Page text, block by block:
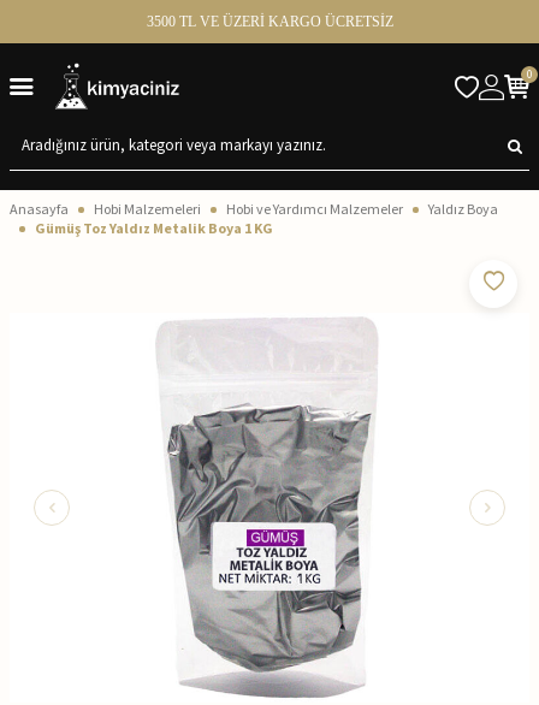
3500 TL VE ÜZERİ KARGO ÜCRETSİZ
0
Anasayfa Hobi Malzemeleri Hobi ve Yardımcı Malzemeler
Yaldız Boya
Gümüş Toz Yaldız Metalik Boya 1 KG